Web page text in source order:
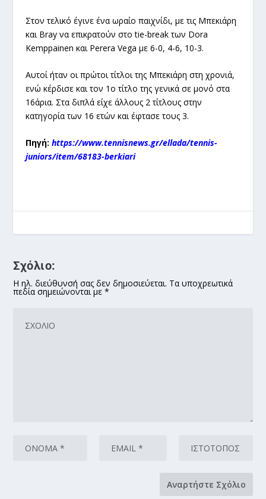
Στον τελικό έγινε ένα ωραίο παιχνίδι, με τις Μπεκιάρη
και Bray να επικρατούν στο tie-break των Dora
Kemppainen και Perera Vega με 6-0, 4-6, 10-3.
Αυτοί ήταν οι πρώτοι τίτλοι της Μπεκιάρη στη χρονιά,
ενώ κέρδισε και τον 1ο τίτλο της γενικά σε μονό στα
16άρια. Στα διπλά είχε άλλους 2 τίτλους στην
κατηγορία των 16 ετών και έφτασε τους 3.
Πηγή: https://www.tennisnews.gr/ellada/tennis-
juniors/item/68183-berkiari
Σχόλιο:
Η ηλ. διεύθυνσή σας δεν δημοσιεύεται. Τα υποχρεωτικά
πεδία σημειώνονται με *